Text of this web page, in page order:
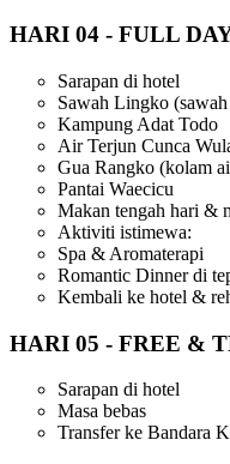
HARI 04 - FULL
Sarapan di hotel
Sawah Lingko
Kampung Adat Todo
Air Terjun Cunca
Gua Rangko (kolam
Pantai Waecicu
Makan tengah hari &
Aktiviti istimewa:
Spa & Aromaterapi
Romantic Dinner di
Kembali ke hotel &
HARI 05 - FREE &
Sarapan di hotel
Masa bebas
Transfer ke Bandara